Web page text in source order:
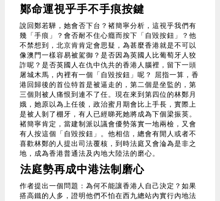
鄭命運視乎手不手痕按鍵
說回鄭若驊，她會否下台？褚簡寧分析，這視乎我們有
幾「手痕」？會否耐不住心癮而按下「自毀按鈕」？他
不禁想到，北京肯肯定會思疑，為甚麼香港就是不可以
像澳門一樣容易被駕御？是否因為英國人比葡萄牙人狡
詐呢？是否英國人在仇中仇共的香港人腦裡，留下一頭
屠城木馬，內裡有一個「自毀按鈕」呢？ 屈指一算，香
港回歸後的首位特首是被逼走的，第二個是坐監的，第
三個則被人痛恨到連不了任。現在來到第四位的林鄭月
娥，她原以為上任後，政治蜜月期會比上手長，實際上
是被人剝了棚牙，有人已經睇死她將成為下個梁振英。
褚簡寧肯定，當建制派以議會優勢落實一地兩檢，又會
有人按這個「自毀按鈕」。他相信，總會有閒人或者不
喜歡林鄭的人提出司法覆核，到時法庭又會淪為是非之
地，成為香港普通法及內地大陸法的磨心。
法庭勢再成中港法制磨心
作者提出一個問題：為何不能讓香港人自己決定？如果
搭高鐵的人多，證明他們不怕在西九總站內實行內地法